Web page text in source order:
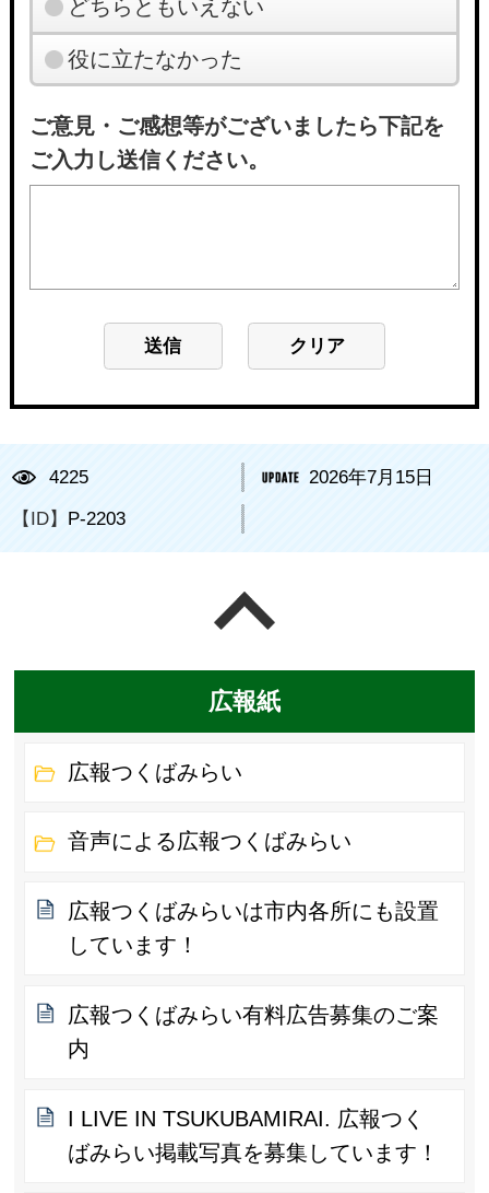
どちらともいえない
役に立たなかった
ご意見・ご感想等がございましたら下記を
ご入力し送信ください。
4225 2026年7月15日
【ID】 P-2203
広報紙
広報つくばみらい
音声による広報つくばみらい
広報つくばみらいは市内各所にも設置
しています！
広報つくばみらい有料広告募集のご案
内
I LIVE IN TSUKUBAMIRAI. 広報つく
ばみらい掲載写真を募集しています！